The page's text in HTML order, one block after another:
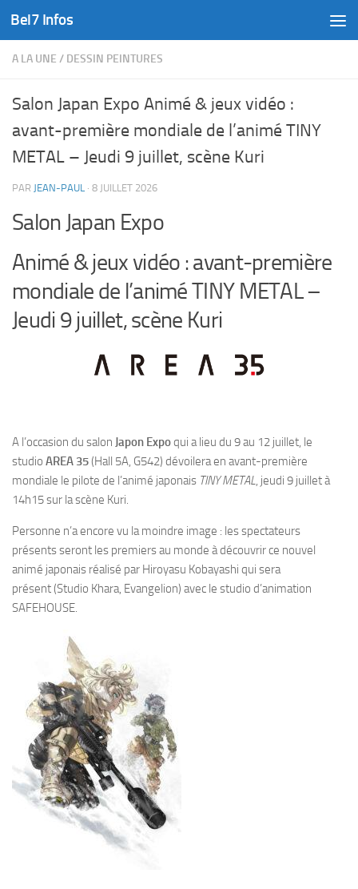
Skip to content
Bel7 Infos
A LA UNE / DESSIN PEINTURES
Salon Japan Expo Animé & jeux vidéo :
avant-première mondiale de l’animé TINY
METAL – Jeudi 9 juillet, scène Kuri
PAR JEAN-PAUL · 8 JUILLET 2026
Salon Japan Expo
Animé & jeux vidéo : avant-première
mondiale de l’animé TINY METAL –
Jeudi 9 juillet, scène Kuri
A l’occasion du salon Japon Expoqui a lieu du 9 au 12 juillet, le
studio AREA 35(Hall 5A, G542) dévoileraen avant-première
mondiale le pilote de l’animé japonais TINY METAL, jeudi 9 juillet à
14h15 sur la scène Kuri.
Personne n’a encore vu la moindre image : les spectateurs
présents seront les premiers au monde à découvrir ce nouvel
animé japonais réalisé par Hiroyasu Kobayashi qui sera
présent(Studio Khara, Evangelion) avec le studio d’animation
SAFEHOUSE.